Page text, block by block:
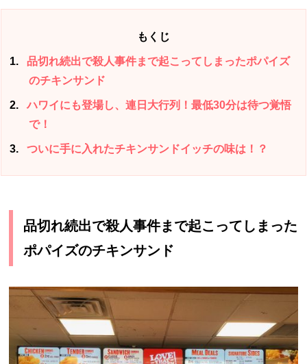
もくじ
1
品切れ続出で殺人事件まで起こってしまったポパイズ
のチキンサンド
2
ハワイにも登場し、連日大行列！最低30分は待つ覚悟
で！
3 ついに手に入れたチキンサンドイッチの味は！？
品切れ続出で殺人事件まで起こってしまった
ポパイズのチキンサンド